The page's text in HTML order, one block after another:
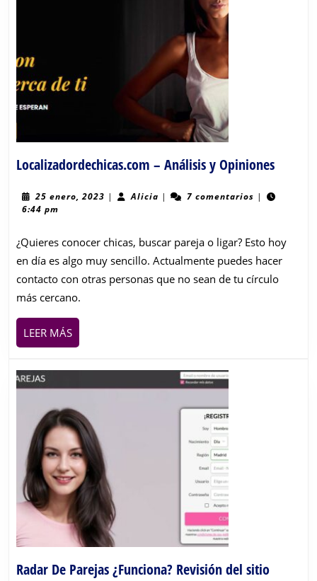
Localizadordechicas.com – Análisis y Opiniones
Análisis
25 enero, 2023 25| AliciaAlicia
| 7 comentarios |
6:44 pm
¿Quieres conocer chicas, buscar pareja o ligar? Esto hoy
en día es algo muy sencillo. Actualmente puedes hacer
contacto con otras personas que no sean de tu círculo
más cercano.
LEER MÁSLEER
MÁS
Radar De Parejas ¿Funciona? Revisión del sitioRadar